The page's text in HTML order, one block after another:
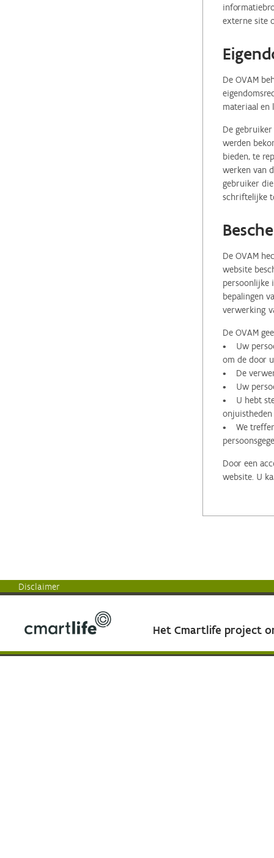
externe site
De OVAM
materiaal en
De
werden
bieden, te
werken van
gebruiker
schriftelijke
De OVAM
website
persoonlijke
bepalingen
verwerking
De OVAM
• Uw
om de door
• De
• Uw
• U hebt
onjuistheden
• We treffen
Door een
website. U
Disclaimer
Het Cmartlife project